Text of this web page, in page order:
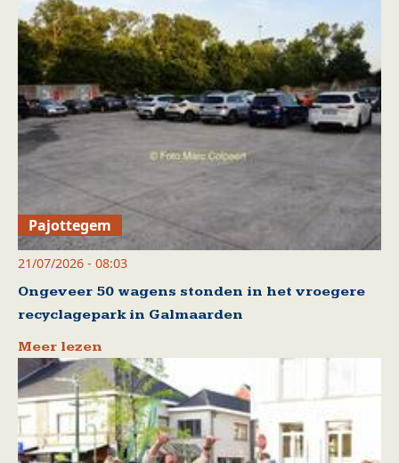
Pajottegem
21/07/2026 - 08:03
Ongeveer 50 wagens stonden in het vroegere
recyclagepark in Galmaarden
Meer lezen